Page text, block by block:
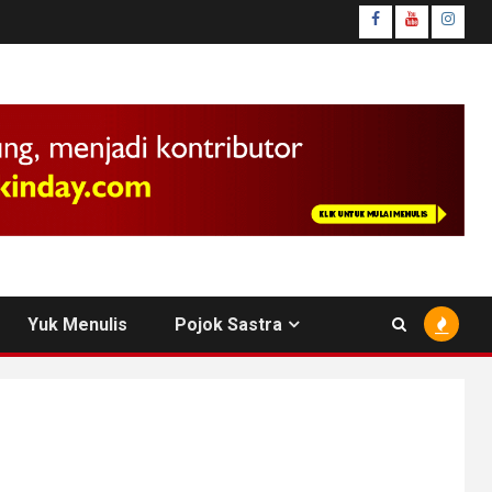
facebook
youtube
Yuk Menulis Pojok Sastra